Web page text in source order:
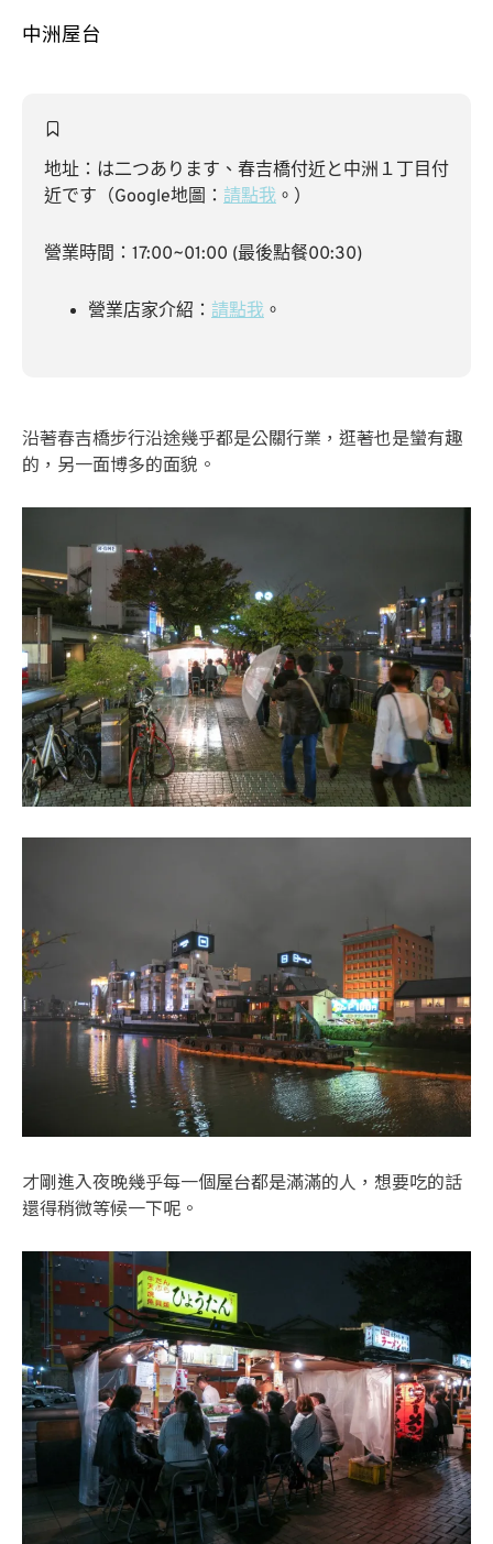
中洲屋台
地址：は二つあります、春吉橋付近と中洲１丁目付
近です（Google地圖： 請點我 。）
營業時間：17:00~01:00 (最後點餐00:30)
營業店家介紹： 請點我 。
沿著春吉橋步行沿途幾乎都是公關行業，逛著也是蠻有趣
的，另一面博多的面貌。
才剛進入夜晚幾乎每一個屋台都是滿滿的人，想要吃的話
還得稍微等候一下呢。